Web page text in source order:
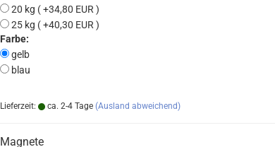
20 kg ( +34,80 EUR )
25 kg ( +40,30 EUR )
Farbe:
gelb
blau
Lieferzeit: ca. 2-4 Tage (Ausland abweichend)
Magnete